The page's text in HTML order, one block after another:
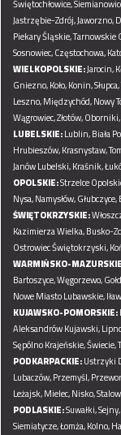
Świętochłowice,
Jastrzębie-Zdrój,Jaworzno,
Piekary Śląskie,Tarnowskie
Sosnowiec,Częstochowa,
WIELKOPOLSKIE:Jarocin,
Gniezno,Koło,Konin,Słupca,
Leszno,Międzychód,Nowy
Wągrowiec,Złotów,Oborniki,
LUBELSKIE:Lublin,Biała
Hrubieszów,Krasnystaw,
Janów Lubelski,Kraśnik,
OPOLSKIE:Strzelce
Nysa,Namysłów,Głubczyce,
ŚWIĘTOKRZYSKIE:
Kazimierza Wielka,Busko-
Ostrowiec Świętokrzyski,
WARMIŃSKO-
Bartoszyce,Węgorzewo,
Nowe Miasto Lubawskie,
KUJAWSKO-POMORSKIE:
Aleksandrów Kujawski,
Sępólno Krajeńskie,Świecie,
PODKARPACKIE:Ustrzyki
Lubaczów,Przemyśl,
Leżajsk,Mielec,Nisko,
PODLASKIE:Suwałki,Sejny,
Siemiatycze,Łomża,Kolno,